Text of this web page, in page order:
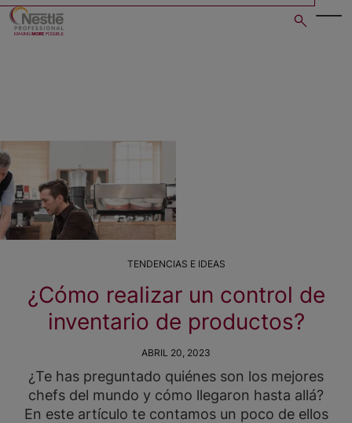
Skip
TENDENCIAS E IDEAS
¿Cómo realizar un control de
inventario de productos?
ABRIL 20, 2023
¿Te has preguntado quiénes son los mejores
chefs del mundo y cómo llegaron hasta allá?
En este artículo te contamos un poco de ellos